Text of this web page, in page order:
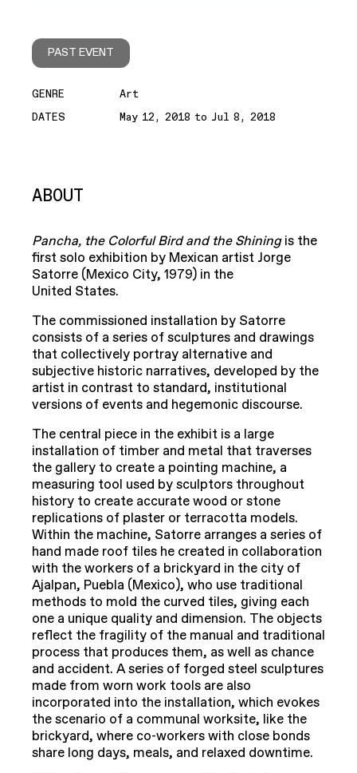
PAST EVENT
GENRE
Art
DATES
May 12, 2018 to Jul 8, 2018
ABOUT
Pancha, the Colorful Bird and the Shiningis the
first solo exhibition by Mexican artist Jorge
Satorre (Mexico City, 1979) in the
United States.
The commissioned installation by Satorre
consists of a series of sculptures and drawings
that collectively portray alternative and
subjective historic narratives, developed by the
artist in contrast to standard, institutional
versions of events and hegemonic discourse.
The central piece in the exhibit is a large
installation of timber and metal that traverses
the gallery to create a pointing machine, a
measuring tool used by sculptors throughout
history to create accurate wood or stone
replications of plaster or terracotta models.
Within the machine, Satorre arranges a series of
hand made roof tiles he created in collaboration
with the workers of a brickyard in the city of
Ajalpan, Puebla (Mexico), who use traditional
methods to mold the curved tiles, giving each
one a unique quality and dimension. The objects
reflect the fragility of the manual and traditional
process that produces them, as well as chance
and accident. A series of forged steel sculptures
made from worn work tools are also
incorporated into the installation, which evokes
the scenario of a communal worksite, like the
brickyard, where co-workers with close bonds
share long days, meals, and relaxed downtime.